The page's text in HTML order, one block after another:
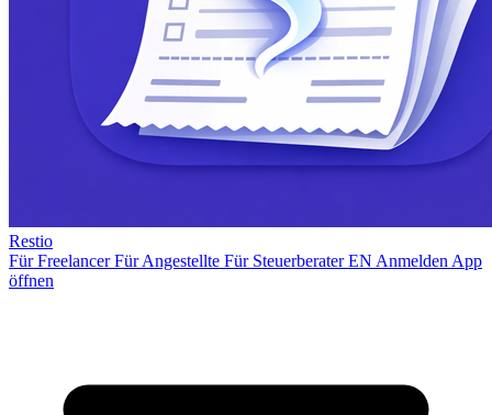
Restio
Für FreelancerFür Angestellte Für SteuerberaterEN Anmelden App
öffnen